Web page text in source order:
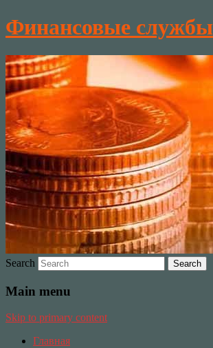
Финансовые службы
Search
Main menu
Skip to primary content
Главная